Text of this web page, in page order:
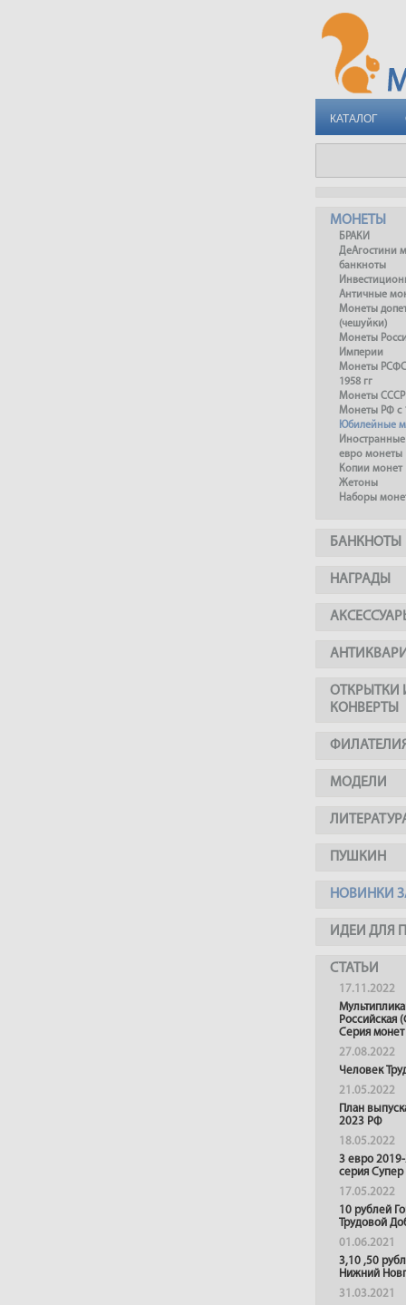
КАТАЛОГ
МОНЕТЫ
БРАКИ
ДеАгостини
банкноты
Античные
Монеты
(чешуйки)
Монеты
Империи
Монеты
1958 гг
Монеты СССР
Монеты РФ с
Юбилейные
евро монеты
Копии монет
Жетоны
Наборы
БАНКНОТЫ
НАГРАДЫ
ОТКРЫТКИ
КОНВЕРТЫ
МОДЕЛИ
ПУШКИН
НОВИНКИ
ИДЕИ ДЛЯ
СТАТЬИ
17.11.2022
Российская
Серия монет
27.08.2022
Человек
21.05.2022
План
2023 РФ
18.05.2022
3 евро
серия
17.05.2022
10 рублей
Трудовой
01.06.2021
3,10 ,50
Нижний
31.03.2021